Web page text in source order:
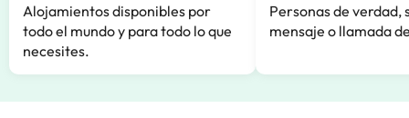
Alojamientos disponibles por
todo el mundo y para todo lo que
necesites.
Personas de verdad,
mensaje o llamada